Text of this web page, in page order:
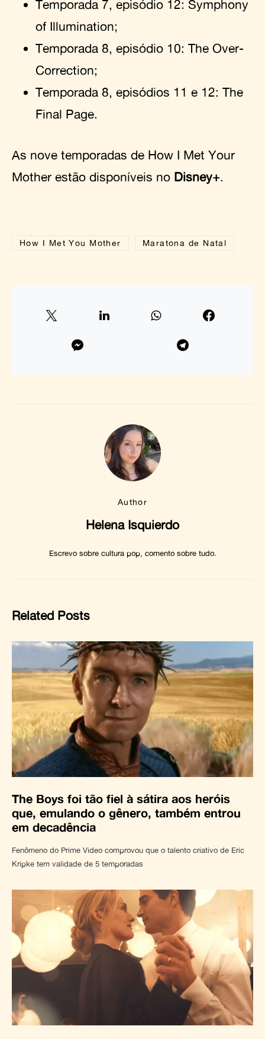
Temporada 7, episódio 12: Symphony
of Illumination;
Temporada 8, episódio 10: The Over-
Correction;
Temporada 8, episódios 11 e 12: The
Final Page.
As nove temporadas de How I Met Your
Mother estão disponíveis no Disney+.
How I Met You Mother Maratona de Natal
Author
Helena Isquierdo
Escrevo sobre cultura pop, comento sobre tudo.
Related Posts
The Boys foi tão fiel à sátira aos heróis
que, emulando o gênero, também entrou
em decadência
Fenômeno do Prime Video comprovou que o talento criativo de Eric
Kripke tem validade de 5 temporadas